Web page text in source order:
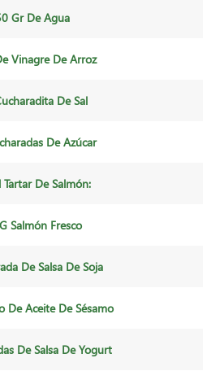
Gr De Agua
Vinagre De Arroz
De Sal
De Azúcar
Tartar De Salmón:
Salmón Fresco
De Salsa De Soja
De Aceite De Sésamo
De Salsa De Yogurt